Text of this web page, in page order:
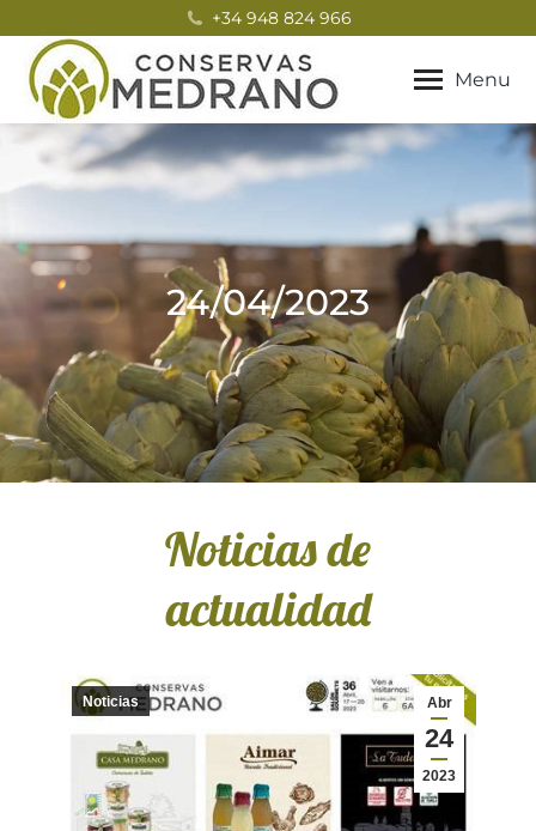
+34 948 824 966
Menu
24/04/2023
Noticias de
actualidad
Abr
24
2023
Noticias